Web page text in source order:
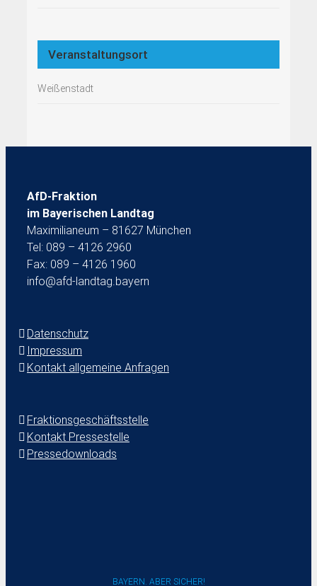
Veranstaltungsort
Weißenstadt
AfD-Fraktion
im Bayerischen Landtag
Maximilianeum – 81627 München
Tel: 089 – 4126 2960
Fax: 089 – 4126 1960
info@afd-landtag.bayern
Datenschutz
Impressum
Kontakt allgemeine Anfragen
Fraktionsgeschäftsstelle
Kontakt Pressestelle
Pressedownloads
BAYERN. ABER SICHER!